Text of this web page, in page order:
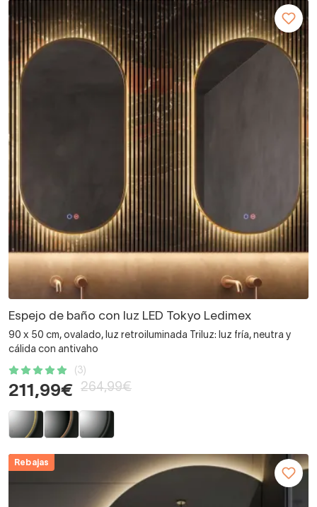
Espejo de baño con luz LED Tokyo Ledimex
90 x 50 cm, ovalado, luz retroiluminada Triluz: luz fría, neutra y
cálida con antivaho
(3)
211,99€ 264,99€
Rebajas